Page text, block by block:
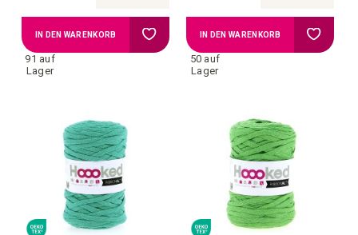
91 auf
Lager
IN DEN WARENKORB Zur
Wunschliste
50 auf
Lager
IN DEN WARENKORB Zur